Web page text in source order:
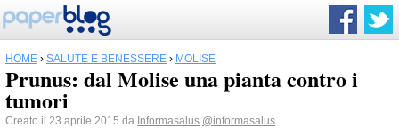
HOME › SALUTE E BENESSERE › MOLISE
Prunus: dal Molise una pianta contro i
tumori
Creato il 23 aprile 2015 da Informasalus @informasalus